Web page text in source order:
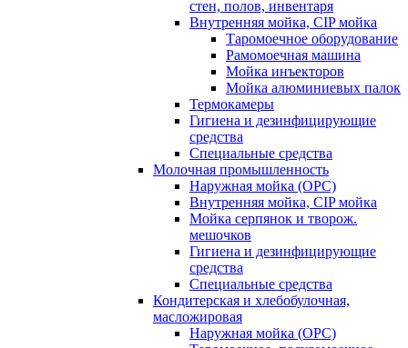
стен, полов, инвентаря
Внутренняя мойка, CIP мойка
Таромоечное оборудование
Рамомоечная машина
Мойка инъекторов
Мойка алюминиевых палок
Термокамеры
Гигиена и дезинфицирующие
средства
Специальные средства
Молочная промышленность
Наружная мойка (ОРС)
Внутренняя мойка, CIP мойка
Мойка серпянок и творож.
мешочков
Гигиена и дезинфицирующие
средства
Специальные средства
Кондитерская и хлебобулочная,
масложировая
Наружная мойка (ОРС)